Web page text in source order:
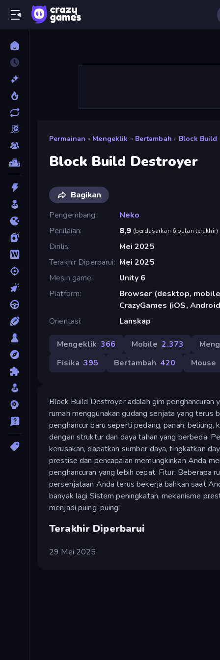
Permainan » Mengeklik » Bertambah » Block Build
Block Build Destroyer
Bagikan
Pengembang
Neko
Penilaian
8,9 (berdasarkan 6 bulan terakhir)
Dirilis
Mei 2025
Terakhir Diperbarui
Mei 2025
Mesin game
Unity 6
Platform
Browser (desktop,
CrazyGames (iOS,
Orientasi
Lanskap
Mengeklik 366 Mobile 2.373
Fisika 395 Bertambah 420 Mouse
Block Build Destroyer adalah gim penghancuran
rumah menggunakan gudang senjata yang terus
penghancur baru seperti pedang, panah,
dengan struktur dan daya tahan yang berbeda.
kerusakan, dapatkan sumber daya, tingkatkan
prestise dan pencapaian memungkinkan Anda
penghancuran yang lebih cepat. Fitur: Beberapa
persenjataan Anda terus bekerja bahkan saat
banyak lagi Sistem peningkatan, mekanisme
menjadi puing-puing!
Terakhir Diperbarui
29 Mei 2025